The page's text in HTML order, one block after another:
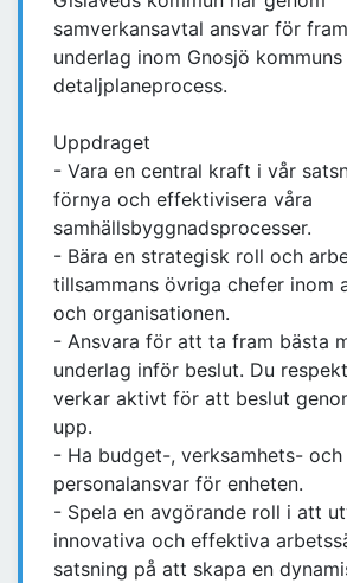
samverkansavtal ansvar för
underlag inom Gnosjö kommuns
detaljplaneprocess.
Uppdraget
- Vara en central kraft i vår
förnya och effektivisera våra
samhällsbyggnadsprocesser.
- Bära en strategisk roll och
tillsammans övriga chefer inom
och organisationen.
- Ansvara för att ta fram bästa
underlag inför beslut. Du
verkar aktivt för att beslut
upp.
- Ha budget-, verksamhets- och
personalansvar för enheten.
- Spela en avgörande roll i att
innovativa och effektiva
satsning på att skapa en